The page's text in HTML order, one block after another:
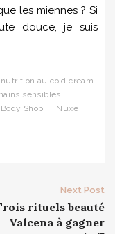
les miennes ? Si
douce, je suis
au cold cream
sensibles
Shop
Nuxe
Next Post
rituels beauté
Valcena à gagner